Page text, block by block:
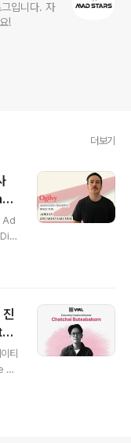
입니다. 자
!
더보기
Ad
티
Cr